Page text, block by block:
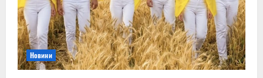
t
i
o Новини